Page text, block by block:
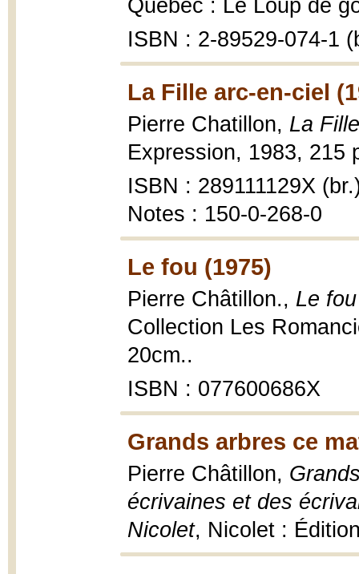
Québec : Le Loup de
ISBN : 2-89529-074-1
La Fille arc-en-ciel
Pierre Chatillon, La
Expression, 1983, 215
ISBN : 289111129X
Notes : 150-0-268-0
Le fou (1975)
Pierre Châtillon., Le
Collection Les
20cm..
ISBN : 077600686X
Grands arbres ce
Pierre Châtillon,
écrivaines et des
Nicolet, Nicolet :